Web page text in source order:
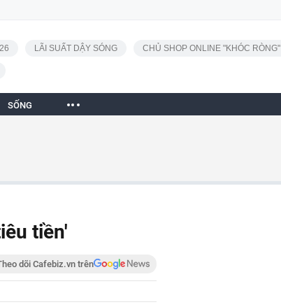
LÃI SUẤT DẬY SÓNG CHỦ SHOP ONLINE "KHÓC RÒNG"
SỐNG
tiền'
dõi Cafebiz.vn trên